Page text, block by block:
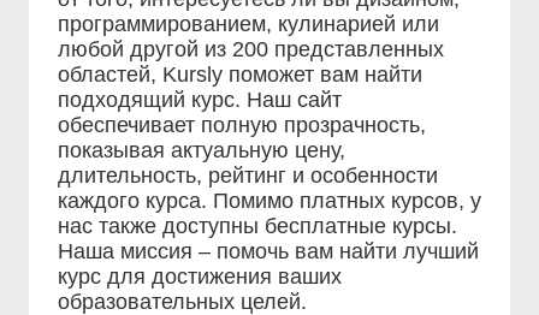
программированием, кулинарией или
любой другой из 200 представленных
областей, Kursly поможет вам найти
подходящий курс. Наш сайт
обеспечивает полную прозрачность,
показывая актуальную цену,
длительность, рейтинг и особенности
каждого курса. Помимо платных курсов, у
нас также доступны бесплатные курсы.
Наша миссия – помочь вам найти лучший
курс для достижения ваших
образовательных целей.